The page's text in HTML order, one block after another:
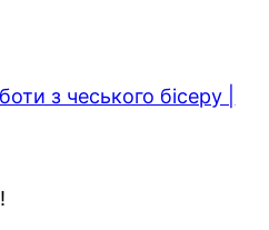
з чеського бісеру |